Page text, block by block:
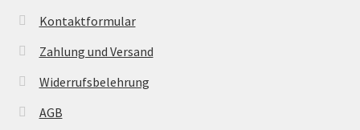
Kontaktformular
Zahlung und Versand
Widerrufsbelehrung
AGB